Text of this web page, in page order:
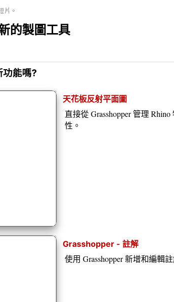
片。
的製圖工具
功能嗎?
天花板反射平面圖
直接從 Grasshopper 管理
性。
Grasshopper - 註解
使用 Grasshopper 新增和編輯